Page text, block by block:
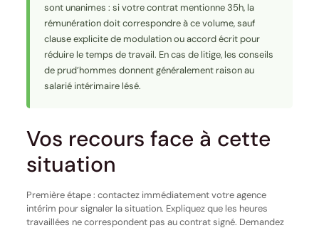
sont unanimes : si votre contrat mentionne 35h, la
rémunération doit correspondre à ce volume, sauf
clause explicite de modulation ou accord écrit pour
réduire le temps de travail. En cas de litige, les conseils
de prud’hommes donnent généralement raison au
salarié intérimaire lésé.
Vos recours face à cette
situation
Première étape : contactez immédiatement votre agence
intérim pour signaler la situation. Expliquez que les heures
travaillées ne correspondent pas au contrat signé. Demandez